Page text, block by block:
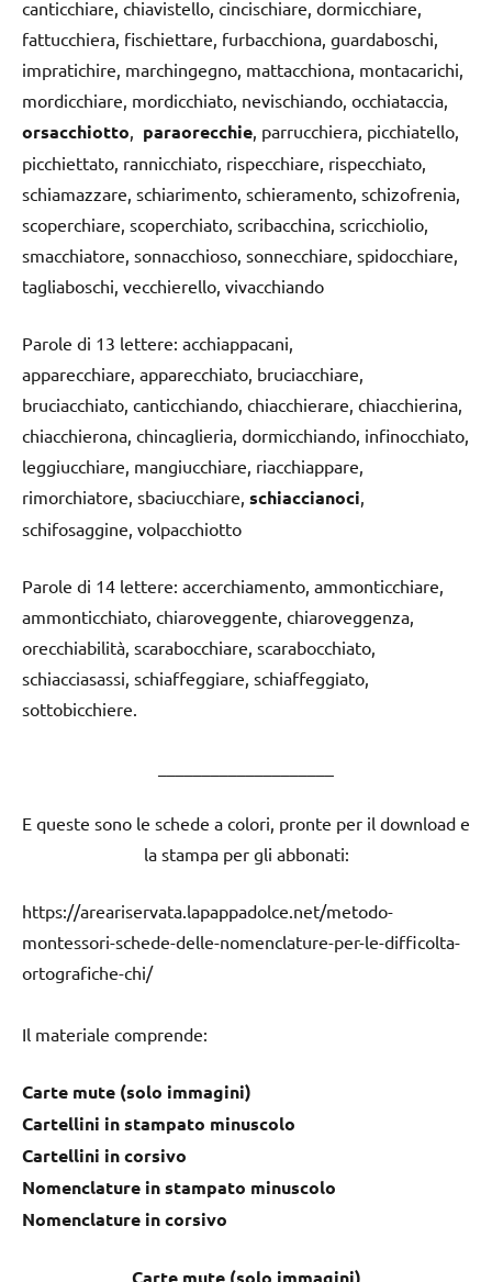
canticchiare, chiavistello, cincischiare, dormicchiare,
fattucchiera, fischiettare, furbacchiona, guardaboschi,
impratichire, marchingegno, mattacchiona, montacarichi,
mordicchiare, mordicchiato, nevischiando, occhiataccia,
orsacchiotto paraorecchie , parrucchiera, picchiatello,
picchiettato, rannicchiato, rispecchiare, rispecchiato,
schiamazzare, schiarimento, schieramento, schizofrenia,
scoperchiare, scoperchiato, scribacchina, scricchiolio,
smacchiatore, sonnacchioso, sonnecchiare, spidocchiare,
tagliaboschi, vecchierello, vivacchiando
Parole di 13 lettere: acchiappacani,
apparecchiare, apparecchiato, bruciacchiare,
bruciacchiato, canticchiando, chiacchierare, chiacchierina,
chiacchierona, chincaglieria, dormicchiando, infinocchiato,
leggiucchiare, mangiucchiare, riacchiappare,
rimorchiatore, sbaciucchiare, schiaccianoci
schifosaggine, volpacchiotto
Parole di 14 lettere: accerchiamento, ammonticchiare,
ammonticchiato, chiaroveggente, chiaroveggenza,
orecchiabilità, scarabocchiare, scarabocchiato,
schiacciasassi, schiaffeggiare, schiaffeggiato,
sottobicchiere.
E queste sono le schede a colori, pronte per il download e
la stampa per gli abbonati:
https://areariservata.lapappadolce.net/metodo-
montessori-schede-delle-nomenclature-per-le-difficolta-
ortografiche-chi/
Il materiale comprende:
Carte mute (solo immagini)
Cartellini in stampato minuscolo
Cartellini in corsivo
Nomenclature in stampato minuscolo
Nomenclature in corsivo
Carte mute (solo immagini)